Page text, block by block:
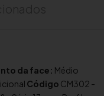
da face: Médio
Código CM302 -